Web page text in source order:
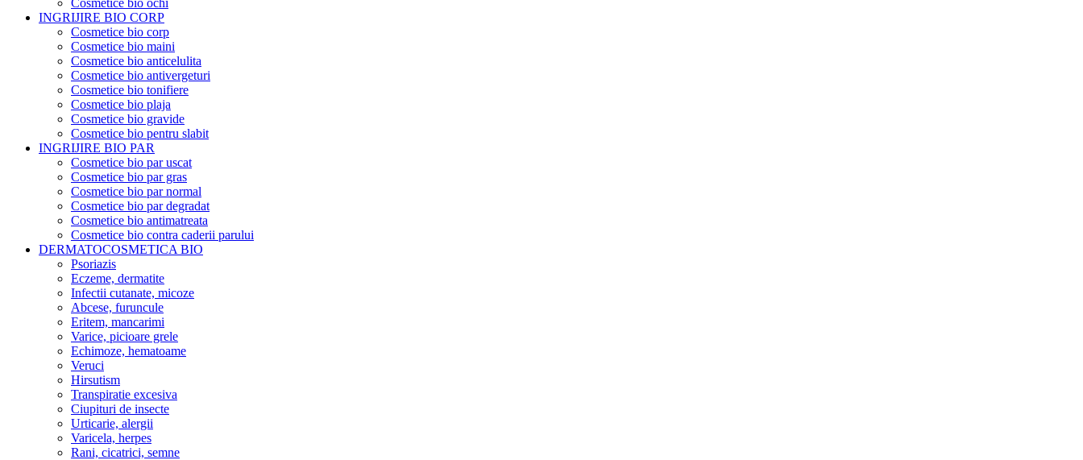
INGRIJIRE BIO CORP
Cosmetice bio corp
Cosmetice bio maini
Cosmetice bio anticelulita
Cosmetice bio antivergeturi
Cosmetice bio tonifiere
Cosmetice bio plaja
Cosmetice bio gravide
Cosmetice bio pentru slabit
INGRIJIRE BIO PAR
Cosmetice bio par uscat
Cosmetice bio par gras
Cosmetice bio par normal
Cosmetice bio par degradat
Cosmetice bio antimatreata
Cosmetice bio contra caderii parului
DERMATOCOSMETICA BIO
Psoriazis
Eczeme, dermatite
Infectii cutanate, micoze
Abcese, furuncule
Eritem, mancarimi
Varice, picioare grele
Echimoze, hematoame
Veruci
Hirsutism
Transpiratie excesiva
Ciupituri de insecte
Urticarie, alergii
Varicela, herpes
Rani, cicatrici, semne